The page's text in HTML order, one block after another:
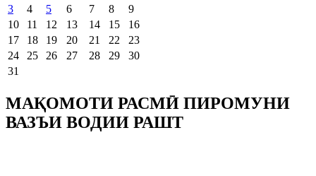
3
4 5 6 7 8
9
10
11 12 13 14 15
16
17
18 19 20 21 22
23
24
25 26 27 28 29
30
31
МАҚОМОТИ РАСМӢ ПИРОМУНИ
ВАЗЪИ ВОДИИ РАШТ